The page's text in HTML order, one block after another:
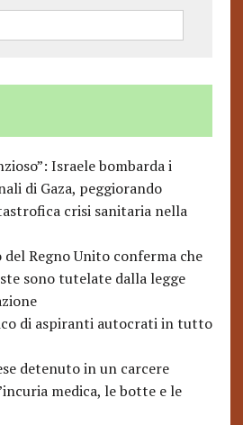
Israele bombarda i
di Gaza, peggiorando
crisi sanitaria nella
del Regno Unito conferma che
sono tutelate dalla legge
di aspiranti autocrati in tutto
detenuto in un carcere
medica, le botte e le